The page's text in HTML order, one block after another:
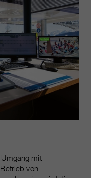
mit
von